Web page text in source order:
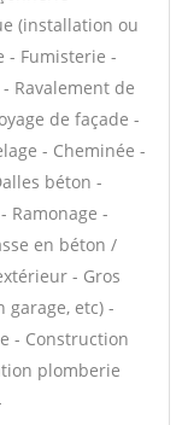
(installation ou
- Fumisterie -
Ravalement de
de façade -
- Cheminée -
béton -
Ramonage -
en béton /
- Gros
garage, etc) -
- Construction
plomberie